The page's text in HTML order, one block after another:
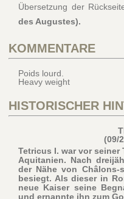
Übersetzung der
des Augustes).
KOMMENTARE
Poids lourd.
Heavy weight
HISTORISCHER
(09/
Tetricus I. war vor
Aquitanien. Nach
der Nähe von Châlons-
besiegt. Als dieser in
neue Kaiser seine
und ernannte ihn zum